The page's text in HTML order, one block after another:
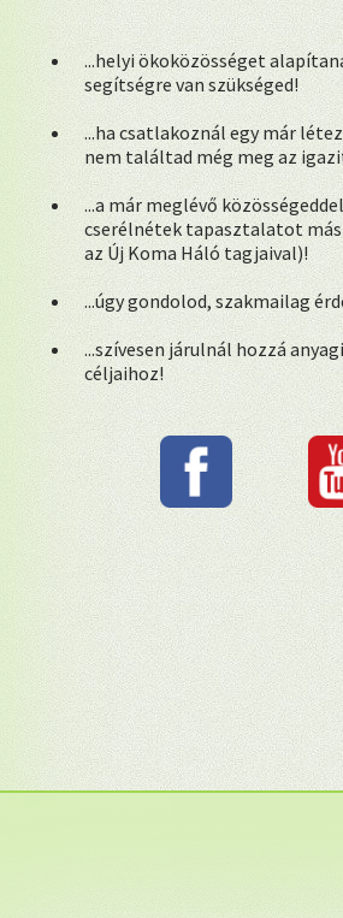
...helyi ökoközösséget
segítségre van szükséged!
...ha csatlakoznál egy már
nem találtad még meg az
...a már meglévő
cserélnétek tapasztalatot más
az Új Koma Háló tagjaival)!
...úgy gondolod, szakmailag
...szívesen járulnál hozzá
céljaihoz!